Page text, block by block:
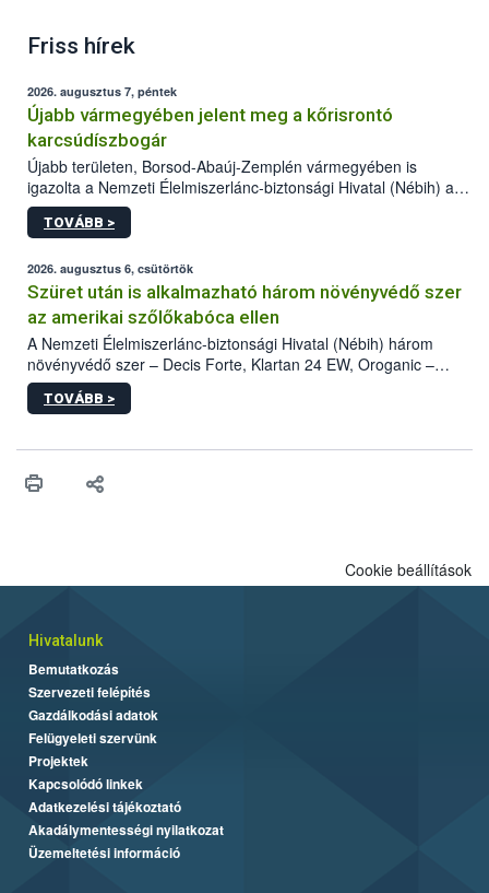
Friss hírek
2026. augusztus 7, péntek
Újabb vármegyében jelent meg a kőrisrontó
karcsúdíszbogár
Újabb területen, Borsod-Abaúj-Zemplén vármegyében is
igazolta a Nemzeti Élelmiszerlánc-biztonsági Hivatal (Nébih) a
kőrisrontó karcsúdíszbogár (Agrilus planipennis) jelenlétét. A
kártevőt nem csak színcsapdában találták meg, de már fertőzött
az intenzív felderítést, emellett az intézkedéseket a szlovák
hatósággal is összehangolják a terjedés megállítása érdekében.
TOVÁBB >
2026. augusztus 6, csütörtök
Szüret után is alkalmazható három növényvédő szer
az amerikai szőlőkabóca ellen
A Nemzeti Élelmiszerlánc-biztonsági Hivatal (Nébih) három
növényvédő szer – Decis Forte, Klartan 24 EW, Oroganic –
engedélyokiratát módosította, így azok a szüretet követően,
egészen a vesszőérettség (BBCH 91) stádiumáig
érésű szőlőkben is legyen lehetőség a károsító elleni további
felhasználók számára is elérhető és ökológiai termesztésben is
TOVÁBB >
Cookie beállítások
Hivatalunk
Bemutatkozás
Szervezeti felépítés
Gazdálkodási adatok
Felügyeleti szervünk
Projektek
Kapcsolódó linkek
Adatkezelési tájékoztató
Akadálymentességi nyilatkozat
Üzemeltetési információ